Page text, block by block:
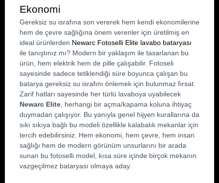
Ekonomi
Gereksiz su israfına son vererek hem kendi ekonomilerine
hem de çevre sağlığına önem verenler için üretilmiş en
ideal ürünlerden Newarc Fotoselli Elite lavabo bataryası
ile tanıştınız mı? Modern bir yaklaşım ile tasarlanan bu
ürün, hem elektrik hem de pille çalışabilir. Fotoseli
sayesinde sadece tetiklendiği süre boyunca çalışan bu
batarya gereksiz su israfını önlemek için bulunmaz fırsat.
Newarc Elite , herhangi bir açma/kapama koluna ihtiyaç
duymadan çalışıyor. Bu yanıyla genel hijyen kurallarına da
sıkı sıkıya bağlı bu modeli özellikle kalabalık mekanlar için
tercih edebilirsiniz. Hem ekonomi, hem çevre, hem insan
sağlığı hem de modern görünüm unsurlarını bir arada
sunan bu fotoselli model, kısa süre içinde birçok mekanın
vazgeçilmez bataryası olmaya aday.